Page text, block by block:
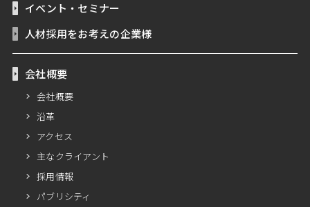
イベント・セミナー
人材採用をお考えの企業様
会社概要
会社概要
沿革
アクセス
主なクライアント
採用情報
パブリシティ